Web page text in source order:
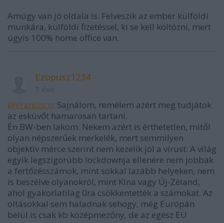
Amúgy van jó oldala is. Felveszik az ember külföldi
munkára, külföldi fizetéssel, ki se kell költözni, mert
úgyis 100% home office van.
Ezopusz1234
@Vrancisco: Sajnálom, remélem azért meg tudjátok
az esküvőt hamarosan tartani.
Én BW-ben lakom. Nekem azért is érthetetlen, mitől
olyan népszerűek merkelék, mert semmilyen
objektív mérce szerint nem kezelik jól a vírust: A világ
egyik legszigorúbb lockdownja ellenére nem jobbak
a fertőzésszámok, mint sokkal lazább helyeken, nem
is beszélve olyanokról, mint Kína vagy Új-Zéland,
ahol gyakorlatilag 0ra csökkentették a számokat. Az
oltásokkal sem haladnak sehogy, még Európán
belül is csak kb középmezőny, de az egész EU